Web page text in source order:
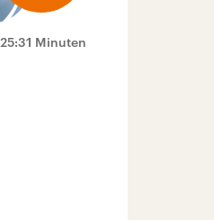
25:31 Minuten